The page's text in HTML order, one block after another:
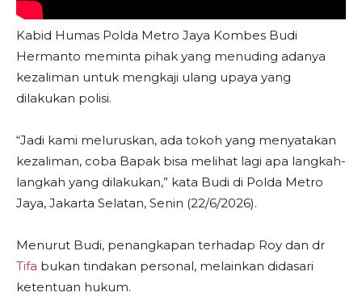
Kabid Humas Polda Metro Jaya Kombes Budi
Hermanto meminta pihak yang menuding adanya
kezaliman untuk mengkaji ulang upaya yang
dilakukan polisi.
“Jadi kami meluruskan, ada tokoh yang menyatakan
kezaliman, coba Bapak bisa melihat lagi apa langkah-
langkah yang dilakukan,” kata Budi di Polda Metro
Jaya, Jakarta Selatan, Senin (22/6/2026).
Menurut Budi, penangkapan terhadap Roy dan dr
Tifa bukan tindakan personal, melainkan didasari
ketentuan hukum.